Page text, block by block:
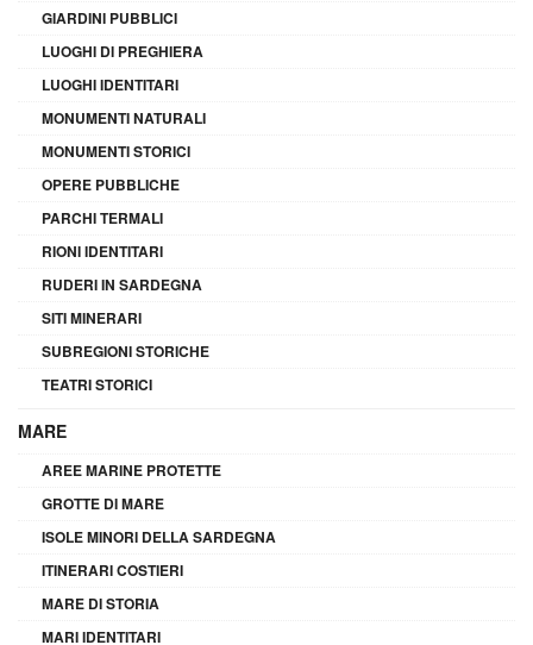
GIARDINI PUBBLICI
LUOGHI DI PREGHIERA
LUOGHI IDENTITARI
MONUMENTI NATURALI
MONUMENTI STORICI
OPERE PUBBLICHE
PARCHI TERMALI
RIONI IDENTITARI
RUDERI IN SARDEGNA
SITI MINERARI
SUBREGIONI STORICHE
TEATRI STORICI
MARE
AREE MARINE PROTETTE
GROTTE DI MARE
ISOLE MINORI DELLA SARDEGNA
ITINERARI COSTIERI
MARE DI STORIA
MARI IDENTITARI